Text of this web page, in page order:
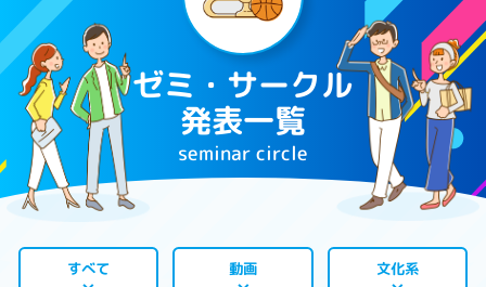
ゼミ・サークル
発表一覧
seminar circle
すべて 動画 文化系